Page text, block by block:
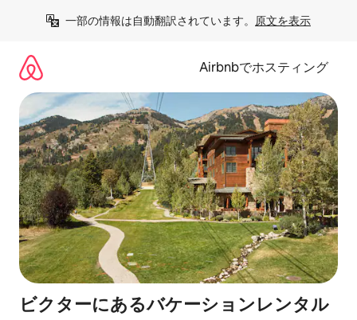
一部の情報は自動翻訳されています。 原文を表示
Airbnbでホスティング
ビクターにあるバケーションレンタル